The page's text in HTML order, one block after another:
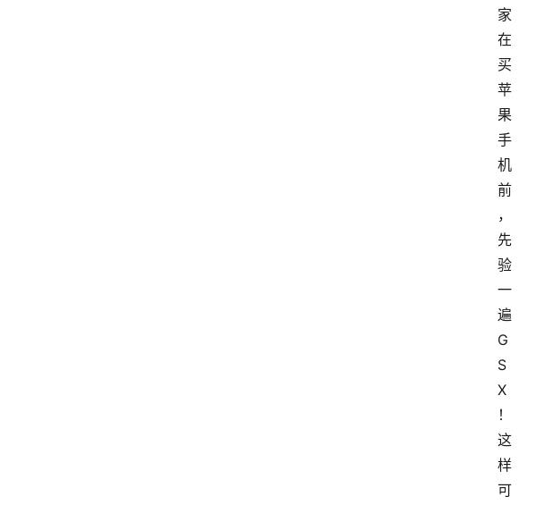
家
在
买
苹
果
手
机
前
，
先
验
一
遍
G
S
X
！
这
样
可